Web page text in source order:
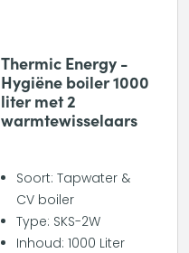
Thermic Energy -
Hygiëne boiler 1000
liter met 2
warmtewisselaars
Soort: Tapwater &
CV boiler
Type: SKS-2W
Inhoud: 1000 Liter